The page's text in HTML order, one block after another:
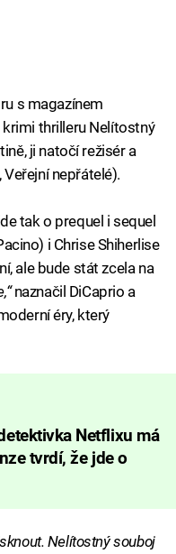
s magazínem
thrilleru Nelítostný
ji natočí režisér a
nepřátelé).
tak o prequel i sequel
i Chrise Shiherlise
ale bude stát zcela na
naznačil DiCaprio a
éry, který
Netflixu má
tvrdí, že jde o
Nelítostný souboj